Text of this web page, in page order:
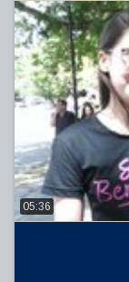
05:36